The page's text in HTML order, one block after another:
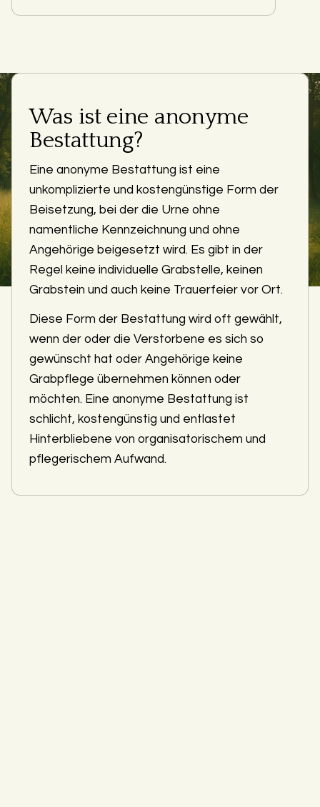
Was ist eine anonyme
Bestattung?
Eine anonyme Bestattung ist eine
unkomplizierte und kostengünstige Form der
Beisetzung, bei der die Urne ohne
namentliche Kennzeichnung und ohne
Angehörige beigesetzt wird. Es gibt in der
Regel keine individuelle Grabstelle, keinen
Grabstein und auch keine Trauerfeier vor Ort.
Diese Form der Bestattung wird oft gewählt,
wenn der oder die Verstorbene es sich so
gewünscht hat oder Angehörige keine
Grabpflege übernehmen können oder
möchten. Eine anonyme Bestattung ist
schlicht, kostengünstig und entlastet
Hinterbliebene von organisatorischem und
pflegerischem Aufwand.